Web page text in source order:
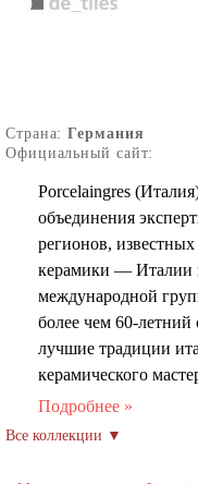
Страна:Германия
Официальный сайт:
Porcelaingres
объединения
регионов,
керамики — Италии
международной
более чем 60-
лучшие традиции
керамического
Порцелаингрес с
устойчивого